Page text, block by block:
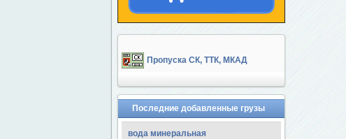
Пропуска СК, ТТК, МКАД
Последние добавленные грузы
вода минеральная